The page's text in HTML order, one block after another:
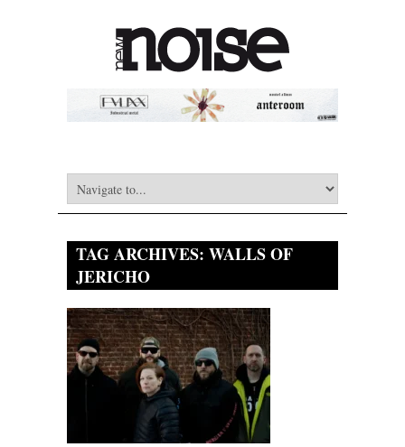
TAG ARCHIVES: WALLS OF
JERICHO